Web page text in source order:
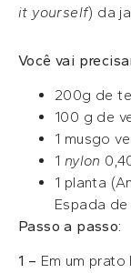
it yourself) da
Você vai
200g de
100 g de
1 musgo
1 nylon
1 planta
Espada
Passo a passo:
1 – Em um